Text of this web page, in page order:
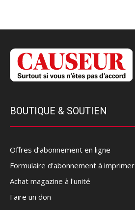
BOUTIQUE & SOUTIEN
Offres d’abonnement en ligne
Formulaire d'abonnement à imprimer
Achat magazine à l'unité
Faire un don